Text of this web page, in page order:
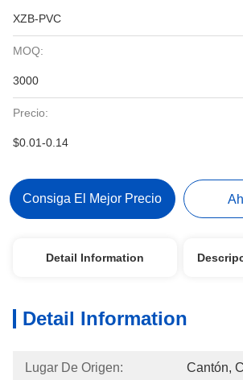
XZB-PVC
MOQ:
3000
Precio:
$0.01-0.14
Consiga El Mejor Precio
Detail Information
Detail Information
Lugar De Origen: Cantón,